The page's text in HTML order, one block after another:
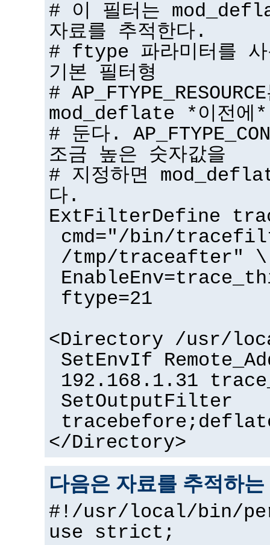
# 이 필터는
자료를 추적한다.
# ftype 파라미터를 사
기본 필터형
#
mod_deflate *이전에*
# 둔다.
조금 높은 숫자값을
# 지정하면
다.
ExtFilterDefine
cmd="/bin/
/tmp/traceafter" \
ftype=21
<Directory /usr/
SetEnvIf
192.168.1.31
SetOutputFilter
</Directory>
다음은 자료를 추적하
#!/usr/local/bin/
use strict;